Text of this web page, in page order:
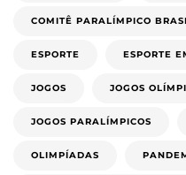
COMITÊ PARALÍMPICO
ESPORTE ESPORTE
JOGOS JOGOS
JOGOS PARALÍMPICOS
OLIMPÍADAS